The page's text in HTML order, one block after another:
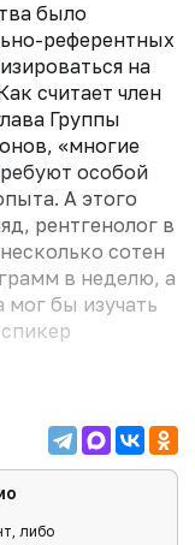
было
референтных
на
считает член
Группы
«многие
особой
А этого
рентгенолог в
сотен
в неделю, а
мог бы изучать
либо